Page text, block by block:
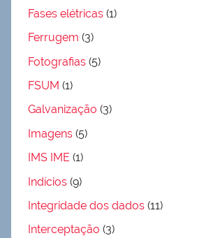
Fases elétricas (1)
Ferrugem (3)
Fotografias (5)
FSUM (1)
Galvanização (3)
Imagens (5)
IMS IME (1)
Indícios (9)
Integridade dos dados (11)
Interceptação (3)